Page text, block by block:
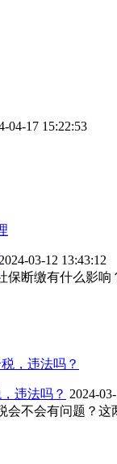
04-17 15:22:53
2024-03-12 13:43:12
断缴有什么影
违法吗？ 2024-
不会有问题？